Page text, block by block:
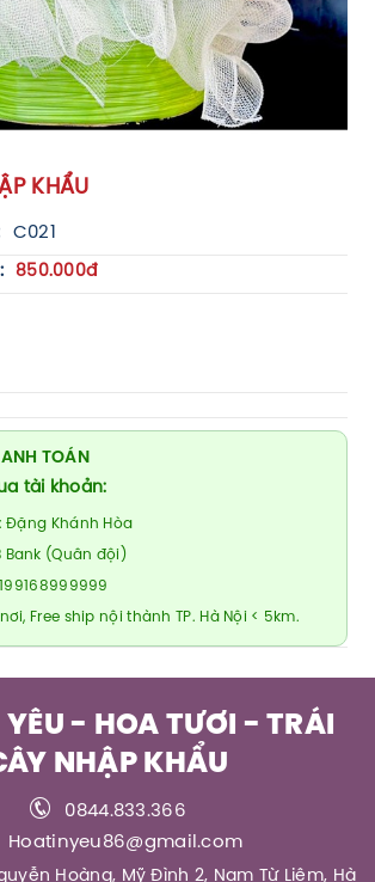
KHẨU
C021
850.000đ
TOÁN
tài khoản:
Đặng Khánh Hòa
Bank (Quân đội)
Free ship nội thành TP. Hà Nội < 5km.
YÊU - HOA TƯƠI - TRÁI
NHẬP KHẨU
0844.833.366
Hoatinyeu86@gmail.com
Hoàng, Mỹ Đình 2, Nam Từ Liêm, Hà